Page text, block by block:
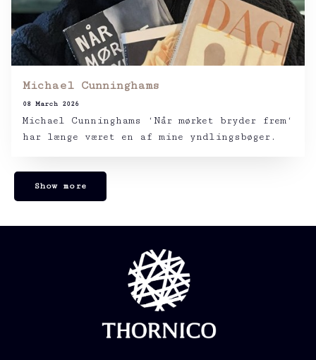
Michael Cunninghams
08 March 2026
Michael Cunninghams ‘Når mørket bryder frem‘
har længe været en af mine yndlingsbøger.
Show more